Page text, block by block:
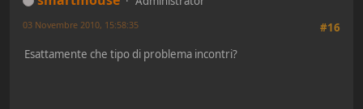
#16
03 Novembre 2010, 15:58:35
Esattamente che tipo di problema incontri?